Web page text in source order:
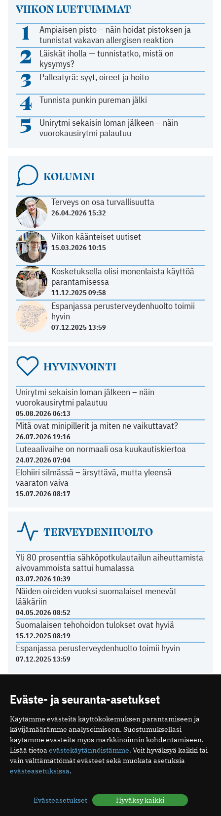
VIIKON LUETUIMMAT
1
Ampiaisen pisto – näin hoidat pistoksen ja
tunnistat vakavan allergisen reaktion
2
Läiskät iholla — tunnistatko, mistä on
kysymys?
3 Palleatyrä: syyt, oireet ja hoito
4 Tunnista punkin pureman jälki
5
Unirytmi sekaisin loman jälkeen – näin
vuorokausirytmi palautuu
KOLUMNI
Terveys on osa turvallisuutta
26.04.2026 15:32
Viikon käänteiset uutiset
15.03.2026 10:15
Kosketuksella olisi monenlaista käyttöä
parantamisessa
11.12.2025 09:58
Espanjassa perusterveydenhuolto toimii
hyvin
07.12.2025 13:59
HYVINVOINTI
Unirytmi sekaisin loman jälkeen – näin
vuorokausirytmi palautuu
05.08.2026 06:13
Mitä ovat minipillerit ja miten ne vaikuttavat?
26.07.2026 19:16
Luteaalivaihe on normaali osa kuukautiskiertoa
24.07.2026 07:04
Elohiiri silmässä – ärsyttävä, mutta yleensä
vaaraton vaiva
15.07.2026 08:17
TERVEYDENHUOLTO
Yli 80 prosenttia sähköpotkulautailun aiheuttamista
aivovammoista sattui humalassa
03.07.2026 10:39
Näiden oireiden vuoksi suomalaiset menevät
lääkäriin
04.05.2026 08:52
Suomalaisen tehohoidon tulokset ovat hyviä
15.12.2025 08:19
Espanjassa perusterveydenhuolto toimii hyvin
07.12.2025 13:59
LÄÄKÄRILIITOSTA
Ajankohtaista yksityissektorilta
22.06.2026 14:26
Kurkista Lääkäripäivien 2027 ohjelmaan
18.06.2026 08:58
Poikkeuksia toimiston kesäaukioloissa
Tasavallan presidentti on myöntänyt arkkiatrin
arvonimen Päivi Hietaselle
Eväste- ja seuranta-asetukset
Käytämme evästeitä käyttökokemuksen parantamiseen ja
kävijämäärämme analysoimiseen. Suostumuksellasi
käytämme evästeitä myös markkinoinnin kohdentamiseen.
Lisää tietoa evästekäytännöistämme. Voit hyväksyä kaikki tai
vain välttämättömät evästeet sekä muokata asetuksia
evästeasetuksissa.
Evästeasetukset Hyväksy kaikki